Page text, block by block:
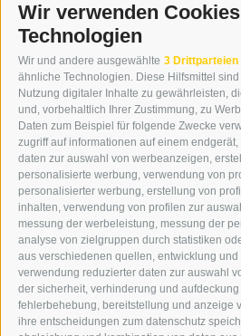
Wir verwenden
Technologien
Wir und andere ausgewählte 3 Drittparteien
ähnliche Technologien. Diese Hilfsmittel
Nutzung digitaler Inhalte zu gewährleisten,
und, vorbehaltlich Ihrer Zustimmung, zu
Daten zum Beispiel für folgende Zwecke
zugriff auf informationen auf einem
daten zur auswahl von werbeanzeigen,
personalisierte werbung, verwendung von
personalisierter werbung, erstellung von
inhalten, verwendung von profilen zur
messung der werbeleistung, messung der
analyse von zielgruppen durch statistiken
aus verschiedenen quellen, entwicklung
verwendung reduzierter daten zur auswahl
der sicherheit, verhinderung und aufdeckung
fehlerbehebung, bereitstellung und anzeige
ihre entscheidungen zum datenschutz
KONTAKT
WIPP-MEDIA GMBH
DER ERKER
NEUSTADT 20A
I-39049 STERZING
TEL.: +39 0472 766876
GRAFIK@DERERKER.IT
INFO@DERERKER.IT
BARBARA.FONTANA@DERERKER.IT
DER ERKER
WERBEN IM ERKER
ONLINE-WERBUNG
SEPA-DAUERAUFTRAG